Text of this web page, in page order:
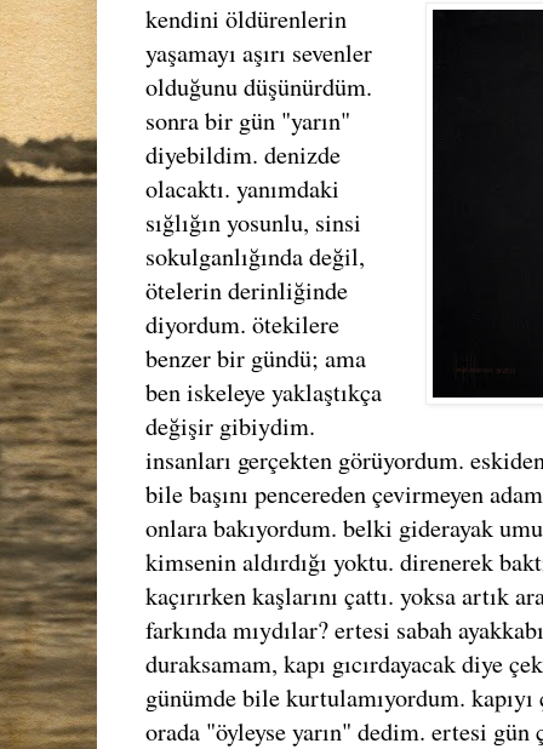
kendini öldürenlerin
yaşamayı aşırı sevenler
olduğunu düşünürdüm.
sonra bir gün "yarın"
diyebildim. denizde
olacaktı. yanımdaki
sığlığın yosunlu, sinsi
sokulganlığında değil,
ötelerin derinliğinde
diyordum. ötekilere
benzer bir gündü; ama
ben iskeleye yaklaştıkça
değişir gibiydim.
insanları gerçekten görüyordum.
bile başını pencereden çevirmeyen
onlara bakıyordum. belki giderayak
kimsenin aldırdığı yoktu. direnerek
kaçırırken kaşlarını çattı. yoksa artık
farkında mıydılar? ertesi sabah
duraksamam, kapı gıcırdayacak diye
günümde bile kurtulamıyordum. kapıyı
orada "öyleyse yarın" dedim. ertesi gün